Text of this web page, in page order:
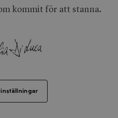
kommit för att stanna.